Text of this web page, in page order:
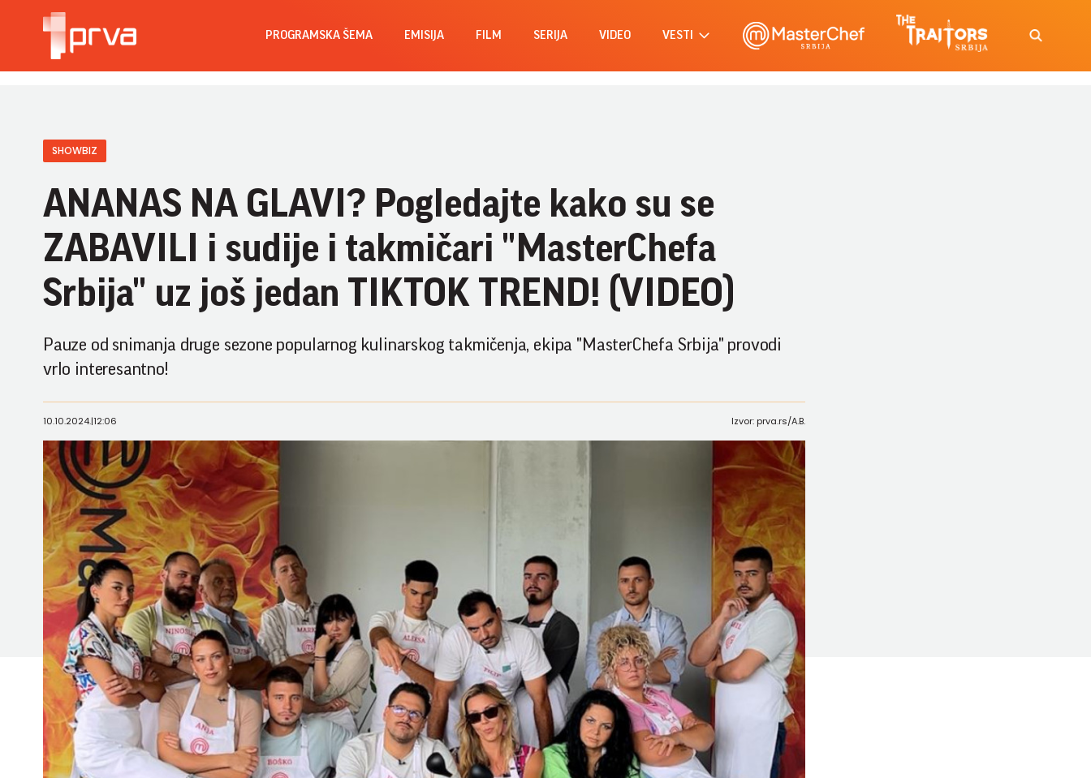
PROGRAMSKA ŠEMA EMISIJA FILM SERIJA VIDEO VESTI
SHOWBIZ
ANANAS NA GLAVI? Pogledajte kako su se
ZABAVILI i sudije i takmičari "MasterChefa
Srbija" uz još jedan TIKTOK TREND! (VIDEO)
Pauze od snimanja druge sezone popularnog kulinarskog takmičenja, ekipa "MasterChefa Srbija" provodi
vrlo interesantno!
10.10.2024.|12:06 Izvor: prva.rs/A.B.